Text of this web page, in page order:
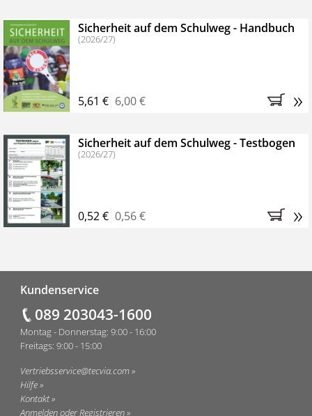
Sicherheit auf dem Schulweg - Handbuch
(2026/27)
5,61 € 6,00 € »
Sicherheit auf dem Schulweg - Testbogen
(2026/27)
0,52 € 0,56 € »
Kundenservice
089 203043-1600
Montag - Donnerstag: 9:00 - 16:00
Freitags: 9:00 - 15:00
Vertriebsservice@tecvia.com
Hilfe
Kontakt
Anmelden oder Registrieren